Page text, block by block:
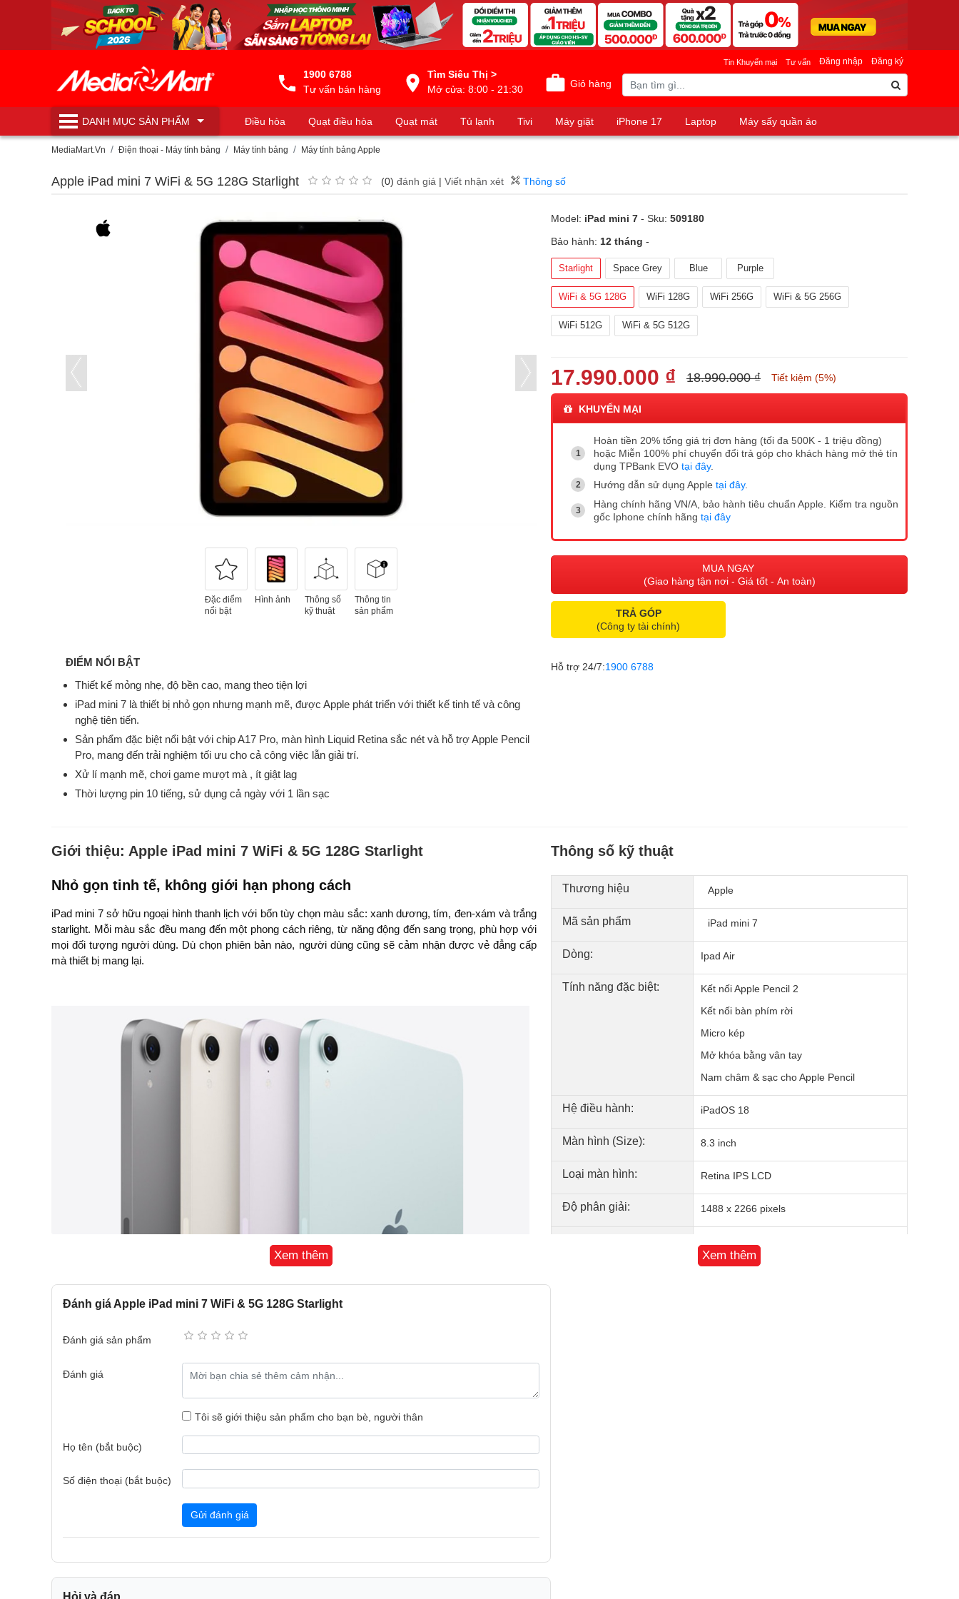
1900 6788
Tư vấn bán hàng
Tìm Siêu Thị >
Mở cửa: 8:00 - 21:30
Giỏ hàng
Đăng nhập Đăng ký
Tin Khuyến mại Tư vấn
DANH MỤCSẢN PHẨM Điều hòa Quạt điều hòa Quạt mát Tủ lạnh Tivi Máy giặt iPhone 17 Laptop
Máy sấy quần áo
Máy lọc nước
MediaMart.Vn Điện thoại - Máy tính bảng Máy tính bảng Máy tính bảng Apple
Apple iPad mini 7 WiFi & 5G 128G Starlight (0) đánh giá | Viết nhận xét Thông số
Đặc điểm
nổi bật
Hình ảnh
Thông số
kỹ thuật
Thông tin
sản phẩm
ĐIỂM NỔI BẬT
Thiết kế mỏng nhẹ, độ bền cao, mang theo tiện lợi
iPad mini 7 là thiết bị nhỏ gọn nhưng mạnh mẽ, được Apple phát triển với thiết kế tinh tế và công
nghệ tiên tiến.
Sản phẩm đặc biệt nổi bật với chip A17 Pro, màn hình Liquid Retina sắc nét và hỗ trợ Apple Pencil
Pro, mang đến trải nghiệm tối ưu cho cả công việc lẫn giải trí.
Xử lí mạnh mẽ, chơi game mượt mà , ít giật lag
Thời lượng pin 10 tiếng, sử dụng cả ngày với 1 lần sạc
Model: iPad mini 7 - Sku: 509180
Bảo hành: 12 tháng -
Starlight Space Grey Blue Purple
WiFi & 5G 128G WiFi 128G WiFi 256G WiFi & 5G 256G
WiFi 512G WiFi & 5G 512G
17.990.000 ₫ 18.990.000 ₫ Tiết kiệm (5%)
KHUYẾN MẠI
Hoàn tiền 20% tổng giá trị đơn hàng (tối đa 500K - 1 triệu đồng)
hoặc Miễn 100% phí chuyển đổi trả góp cho khách hàng mở thẻ tín
dụng TPBank EVO tại đây.
Hướng dẫn sử dụng Apple tại đây.
Hàng chính hãng VN/A, bảo hành tiêu chuẩn Apple. Kiểm tra nguồn
gốc Iphone chính hãng tại đây
MUA NGAY
(Giao hàng tận nơi - Giá tốt - An toàn)
TRẢ GÓP
(Công ty tài chính)
Hỗ trợ 24/7:1900 6788
Giới thiệu: Apple iPad mini 7 WiFi & 5G 128G Starlight
Nhỏ gọn tinh tế, không giới hạn phong cách
iPad mini 7 sở hữu ngoại hình thanh lịch với bốn tùy chọn màu sắc: xanh dương, tím, đen-xám và trắng
starlight. Mỗi màu sắc đều mang đến một phong cách riêng, từ năng động đến sang trọng, phù hợp với
mọi đối tượng người dùng. Dù chọn phiên bản nào, người dùng cũng sẽ cảm nhận được vẻ đẳng cấp
mà thiết bị mang lại.
phép người dùng sử dụng một tay thoải mái trong thời gian dài mà không cảm thấy mỏi.
Viền máy được bo tròn nhẹ nhàng ở các góc, mang lại cảm giác cầm nắm mềm mại và thoải mái. Thiết
kế viền mỏng tinh tế không chỉ tối ưu hóa không gian hiển thị mà còn tạo trải nghiệm hình ảnh rộng rãi,
sắc nét. Đồng thời, kiểu dáng bo viền hiện đại này tăng thêm vẻ sang trọng, hài hòa với phong cách thiết
Xem thêm
Đánh giá Apple iPad mini 7 WiFi & 5G 128G Starlight
Đánh giá sản phẩm
Đánh giá
Tôi sẽ giới thiệu sản phẩm cho bạn bè, người thân
Họ tên (bắt buộc)
Số điện thoại (bắt buộc)
Gửi đánh giá
Hỏi và đáp
Thông số kỹ thuật
Thương hiệu Apple
Mã sản phẩm iPad mini 7
Dòng: Ipad Air
Tính năng đặc biệt:
Kết nối Apple Pencil 2
Kết nối bàn phím rời
Micro kép
Mở khóa bằng vân tay
Nam châm & sạc cho Apple Pencil
Hệ điều hành: iPadOS 18
Màn hình (Size): 8.3 inch
Loại màn hình: Retina IPS LCD
Độ phân giải: 1488 x 2266 pixels
Xem thêm